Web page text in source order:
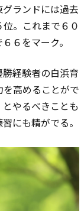
ランドには過去
。これまで６０
６をマーク。
経験者の白浜育
高めることがで
やるべきことも
にも精がでる。